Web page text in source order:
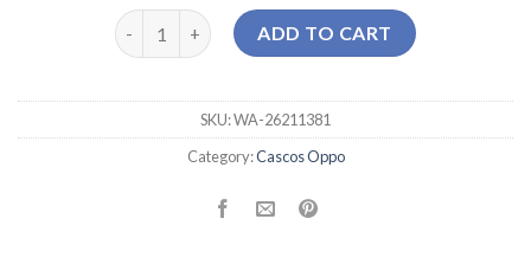
cascos oppo quantityADD TO CART
SKU:WA-26211381
Category:Cascos Oppo